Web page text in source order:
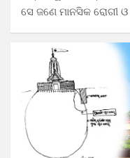
ସେ ଜଣେ ମାନସିକ ରୋଗୀ ଓ